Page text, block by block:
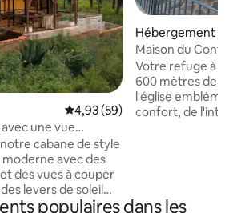
Évaluation moyenne sur la
4,93 (59)
une vue
cabane de style
avec des
des vues à couper
levers de soleil
pédestres
Hébergement ⋅
Maison du
Votre refuge à Tapalpa À
600 mètres de la
l'église
confort, de
bain complète. Salon avec canapé-lit
populaires dans les